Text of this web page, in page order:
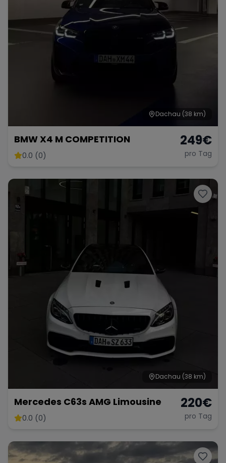
Dachau (38 km)
BMW X4 M COMPETITION
0.0 (0)
249€
pro Tag
Dachau (38 km)
Mercedes C63s AMG Limousine
0.0 (0)
220€
pro Tag